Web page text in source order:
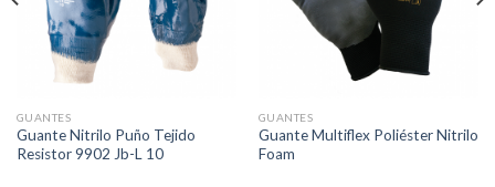
GUANTES
Guante Nitrilo Puño Tejido
Resistor 9902 Jb-L 10
GUANTES
Guante Multiflex Poliéster Nitrilo
Foam